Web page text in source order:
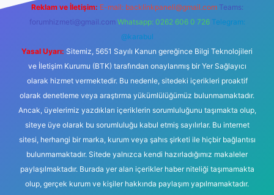
Reklam ve İletişim: E-mail: backlinkpaneli@gmail.com Teams:
forumhizmeti@gmail.com Whatsapp: 0262 606 0 726 Telegram:
@karabul
Yasal Uyarı: Sitemiz, 5651 Sayılı Kanun gereğince Bilgi Teknolojileri
ve İletişim Kurumu (BTK) tarafından onaylanmış bir Yer Sağlayıcı
olarak hizmet vermektedir. Bu nedenle, sitedeki içerikleri proaktif
olarak denetleme veya araştırma yükümlülüğümüz bulunmamaktadır.
Ancak, üyelerimiz yazdıkları içeriklerin sorumluluğunu taşımakta olup,
siteye üye olarak bu sorumluluğu kabul etmiş sayılırlar. Bu internet
sitesi, herhangi bir marka, kurum veya şahıs şirketi ile hiçbir bağlantısı
bulunmamaktadır. Sitede yalnızca kendi hazırladığımız makaleler
paylaşılmaktadır. Burada yer alan içerikler haber niteliği taşımamakta
olup, gerçek kurum ve kişiler hakkında paylaşım yapılmamaktadır.